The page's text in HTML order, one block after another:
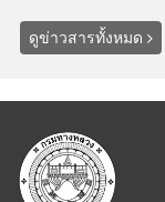
ดูข่าวสารทั้งหมด